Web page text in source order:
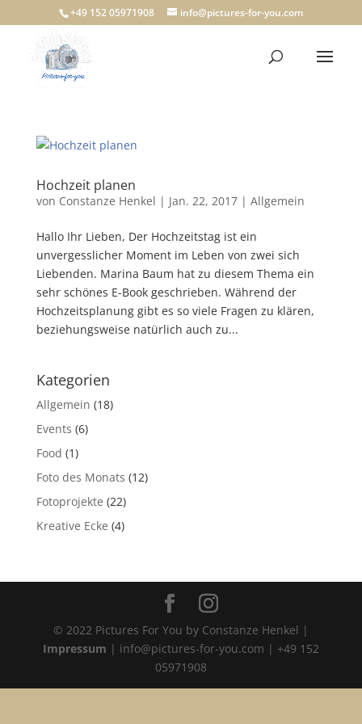
+49 152 05971908 info@pictures-for-you.com
Hochzeit planen
von Constanze Henkel | Jan. 22, 2017| Allgemein
Hallo Ihr Lieben, Der Hochzeitstag ist ein
unvergesslicher Moment im Leben von zwei sich
Liebenden. Marina Baum hat zu diesem Thema ein
sehr schönes E-Book geschrieben. Während der
Hochzeitsplanung gibt es so viele Fragen zu klären,
beziehungsweise natürlich auch zu...
Kategorien
Allgemein (18)
Events (6)
Food (1)
Foto des Monats (12)
Fotoprojekte (22)
Kreative Ecke (4)
© 2022 Pictures For You by Constanze Henkel |
Impressum | info@pictures-for-you.com | +49 152
05971908